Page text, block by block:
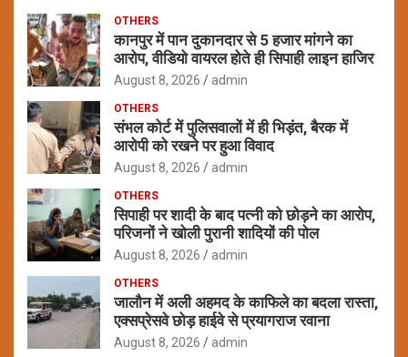
OTHERS
कानपुर में पान दुकानदार से 5 हजार मांगने का
आरोप, वीडियो वायरल होते ही सिपाही लाइन हाजिर
August 8, 2026 admin
OTHERS
संभल कोर्ट में पुलिसवालों में ही भिड़ंत, बैरक में
आरोपी को रखने पर हुआ विवाद
August 8, 2026 admin
OTHERS
सिपाही पर शादी के बाद पत्नी को छोड़ने का आरोप,
परिजनों ने खोली पुरानी शादियों की पोल
August 8, 2026 admin
OTHERS
जालौन में अली अहमद के काफिले का बदला रास्ता,
एक्सप्रेसवे छोड़ हाईवे से प्रयागराज रवाना
August 8, 2026 admin